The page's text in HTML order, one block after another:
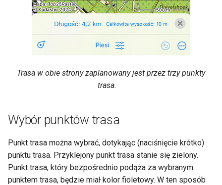
Trasa w obie strony zaplanowany jest przez trzy punkty
trasa.
Wybór punktów trasa
Punkt trasa można wybrać, dotykając (naciśnięcie krótko)
punktu trasa. Przyklejony punkt trasa stanie się zielony.
Punkt trasa, który bezpośrednio podąża za wybranym
punktem trasa, będzie miał kolor fioletowy. W ten sposób